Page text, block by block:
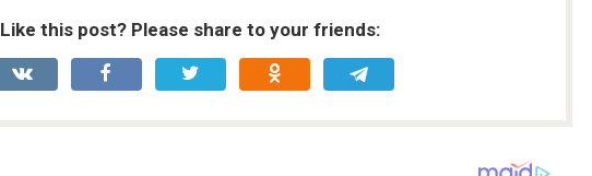
Like this post? Please share to your friends: